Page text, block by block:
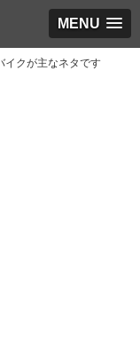
MENU
クが主なネタです